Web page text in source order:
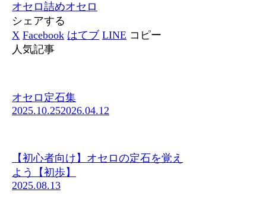
オセロ詰めオセロ
シェアする
X Facebook はてブ LINE コピー
人気記事
オセロ定石集
2025.10.252026.04.12
【初心者向け】オセロの定石を覚え
よう【初歩】
2025.08.13